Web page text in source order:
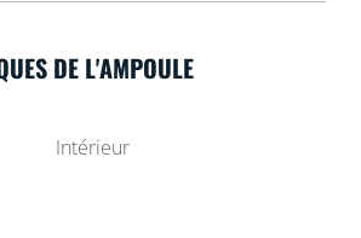
DE L'AMPOULE
Intérieur